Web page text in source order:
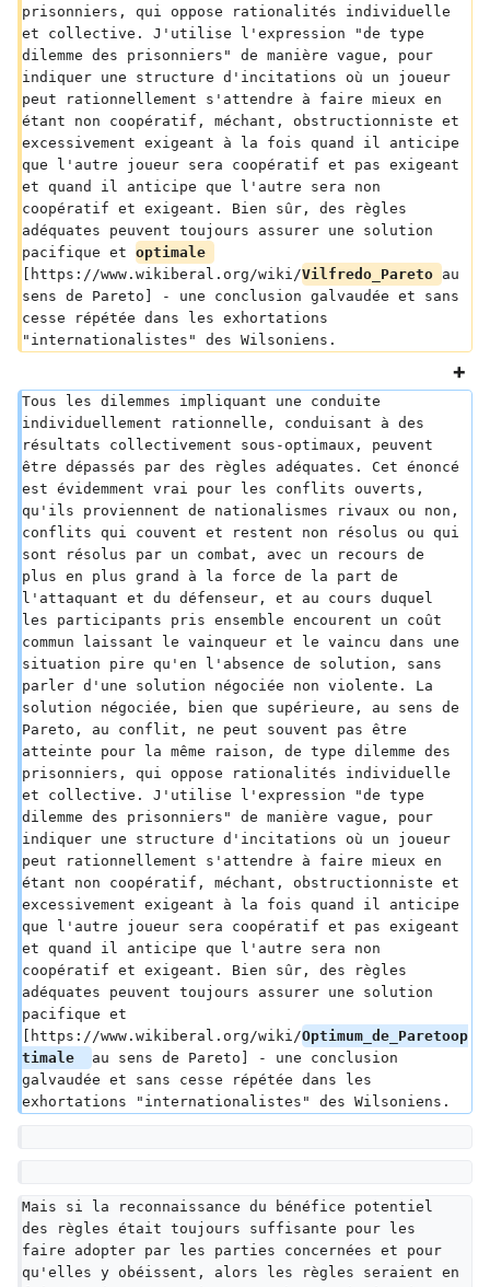
prisonniers, qui oppose rationalités individuelle
et collective. J'utilise l'expression "de type
dilemme des prisonniers" de manière vague, pour
indiquer une structure d'incitations où un joueur
peut rationnellement s'attendre à faire mieux en
étant non coopératif, méchant, obstructionniste et
excessivement exigeant à la fois quand il anticipe
que l'autre joueur sera coopératif et pas exigeant
et quand il anticipe que l'autre sera non
coopératif et exigeant. Bien sûr, des règles
adéquates peuvent toujours assurer une solution
pacifique et optimale
[https://www.wikiberal.org/wiki/Vilfredo_Pareto au
sens de Pareto] - une conclusion galvaudée et sans
cesse répétée dans les exhortations
"internationalistes" des Wilsoniens.
Tous les dilemmes impliquant une conduite
individuellement rationnelle, conduisant à des
résultats collectivement sous-optimaux, peuvent
être dépassés par des règles adéquates. Cet énoncé
est évidemment vrai pour les conflits ouverts,
qu'ils proviennent de nationalismes rivaux ou non,
conflits qui couvent et restent non résolus ou qui
sont résolus par un combat, avec un recours de
plus en plus grand à la force de la part de
l'attaquant et du défenseur, et au cours duquel
les participants pris ensemble encourent un coût
commun laissant le vainqueur et le vaincu dans une
situation pire qu'en l'absence de solution, sans
parler d'une solution négociée non violente. La
solution négociée, bien que supérieure, au sens de
Pareto, au conflit, ne peut souvent pas être
atteinte pour la même raison, de type dilemme des
prisonniers, qui oppose rationalités individuelle
et collective. J'utilise l'expression "de type
dilemme des prisonniers" de manière vague, pour
indiquer une structure d'incitations où un joueur
peut rationnellement s'attendre à faire mieux en
étant non coopératif, méchant, obstructionniste et
excessivement exigeant à la fois quand il anticipe
que l'autre joueur sera coopératif et pas exigeant
et quand il anticipe que l'autre sera non
coopératif et exigeant. Bien sûr, des règles
adéquates peuvent toujours assurer une solution
pacifique et
[https://www.wikiberal.org/wiki/Optimum_de_Paretoop
timale au sens de Pareto] - une conclusion
galvaudée et sans cesse répétée dans les
exhortations "internationalistes" des Wilsoniens.
Mais si la reconnaissance du bénéfice potentiel
des règles était toujours suffisante pour les
faire adopter par les parties concernées et pour
qu'elles y obéissent, alors les règles seraient en